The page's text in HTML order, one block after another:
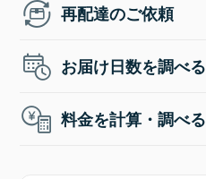
再配達のご依頼
お届け日数を調べる
料金を計算・調べる